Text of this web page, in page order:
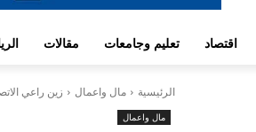
اقتصاد تعليم وجامعات مقالات
الرئيسية مال واعمال زين راعي
مال واعمال